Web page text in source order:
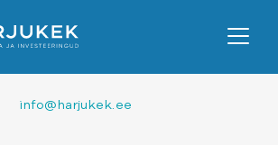
HARJU KEK AS
info@harjukek.ee